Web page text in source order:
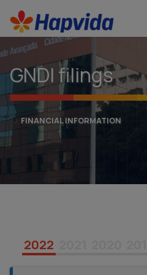
GNDI filings
FINANCIAL INFORMATION
2022